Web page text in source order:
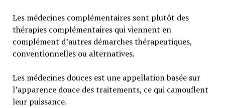
Les médecines complémentaires sont plutôt des
thérapies complémentaires qui viennent en
complément d’autres démarches thérapeutiques,
conventionnelles ou alternatives.
Les médecines douces est une appellation basée sur
l’apparence douce des traitements, ce qui camouflent
leur puissance.